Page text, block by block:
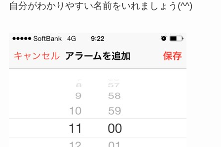
自分がわかりやすい名前をいれましょう(^^)